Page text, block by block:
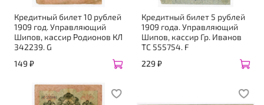
Кредитный билет 10 рублей
1909 год. Управляющий
Шипов, кассир Родионов КЛ
342239. G
149 ₽
Кредитный билет 5 рублей
1909 года. Управляющий
Шипов, кассир Гр. Иванов
ТС 555754. F
229 ₽